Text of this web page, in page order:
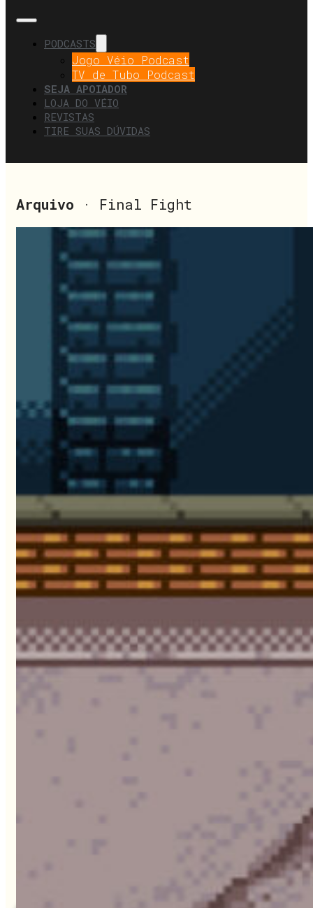
PODCASTS
Jogo Véio Podcast
TV de Tubo Podcast
SEJA APOIADOR
LOJA DO VÉIO
REVISTAS
TIRE SUAS DÚVIDAS
Arquivo · Final Fight